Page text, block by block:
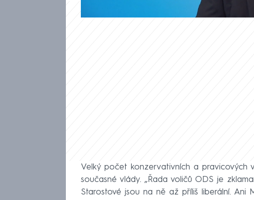
Velký počet konzervativních a pravicových
současné vlády. „Řada voličů ODS je
Starostové jsou na ně až příliš liberální. Ani